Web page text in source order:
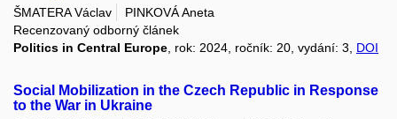
ŠMATERA Václav
PINKOVÁ Aneta
Recenzovaný odborný článek
Politics in Central Europe , rok: 2024, ročník: 20, vydání: 3, DOI
Social Mobilization in the Czech Republic in Response
to the War in Ukraine